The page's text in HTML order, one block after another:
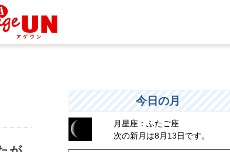
今日の月
月星座：ふたご座
次の新月は8月13日です。